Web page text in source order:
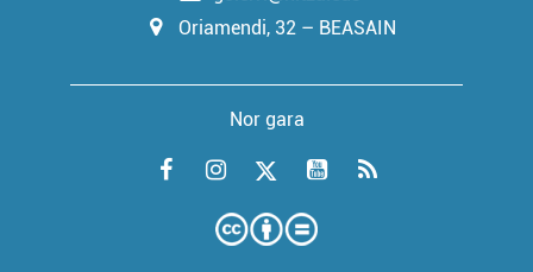
Oriamendi, 32 – BEASAIN
Nor gara